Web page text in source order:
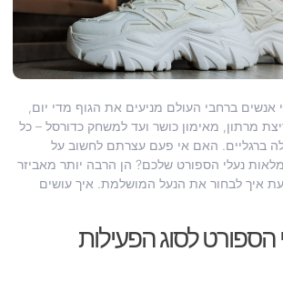
אנשים ברחבי העולם מניעים את הגוף מדי יום,
מרתון, מאימון כושר ועד למשחק כדורסל – כל
ברגליים. האם אי פעם עצרתם לחשוב על
נעלי הספורט שלכם? הן הרבה יותר מאביזר
איך לבחור את הנעל המושלמת. איך עושים
לסוג הפעילות